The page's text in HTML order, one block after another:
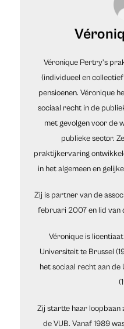
Véronique Pertry's
(individueel en
pensioenen. Véronique
sociaal recht in de
met gevolgen voor de
publieke sector.
praktijkervaring
in het algemeen en
Zij is partner van de
februari 2007 en lid van
Véronique is
Universiteit te Brussel
het sociaal recht aan
Zij startte haar loopbaan
de VUB. Vanaf 1989